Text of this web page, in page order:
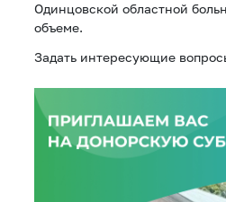
Одинцовской областной
объеме.
Задать интересующие